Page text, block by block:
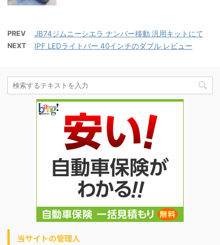
PREV JB74ジムニーシエラ ナンバー移動 汎用キットにて
NEXT IPF LEDライトバー 40インチのダブル レビュー
当サイトの管理人